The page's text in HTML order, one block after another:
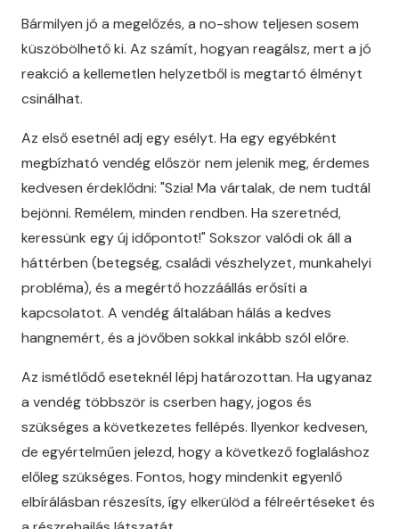
Bármilyen jó a megelőzés, a no-show teljesen sosem
küszöbölhető ki. Az számít, hogyan reagálsz, mert a jó
reakció a kellemetlen helyzetből is megtartó élményt
csinálhat.
Az első esetnél adj egy esélyt. Ha egy egyébként
megbízható vendég először nem jelenik meg, érdemes
kedvesen érdeklődni: "Szia! Ma vártalak, de nem tudtál
bejönni. Remélem, minden rendben. Ha szeretnéd,
keressünk egy új időpontot!" Sokszor valódi ok áll a
háttérben (betegség, családi vészhelyzet, munkahelyi
probléma), és a megértő hozzáállás erősíti a
kapcsolatot. A vendég általában hálás a kedves
hangnemért, és a jövőben sokkal inkább szól előre.
Az ismétlődő eseteknél lépj határozottan. Ha ugyanaz
a vendég többször is cserben hagy, jogos és
szükséges a következetes fellépés. Ilyenkor kedvesen,
de egyértelműen jelezd, hogy a következő foglaláshoz
előleg szükséges. Fontos, hogy mindenkit egyenlő
elbírálásban részesíts, így elkerülöd a félreértéseket és